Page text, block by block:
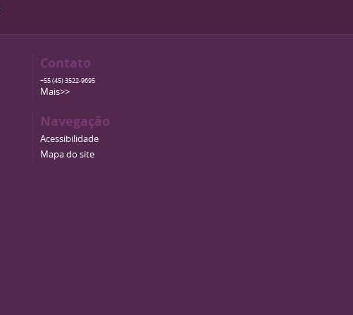
Contato
+55 (45) 3522-9695
Mais>>
Navegação
Acessibilidade
Mapa do site